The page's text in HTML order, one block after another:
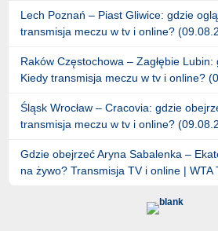
Lech Poznań – Piast Gliwice: gdzie
transmisja meczu w tv i online?
Raków Częstochowa – Zagłębie
Kiedy transmisja meczu w tv i online?
Śląsk Wrocław – Cracovia: gdzie
transmisja meczu w tv i online?
Gdzie obejrzeć Aryna Sabalenka –
na żywo? Transmisja TV i online | WTA